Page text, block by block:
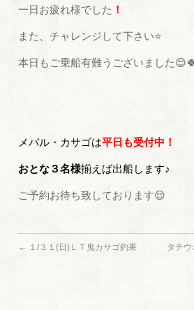
一日お疲れ様でした ！
また、チャレンジして下さい⭐
本日もご乗船有難うございました
メバル・カサゴは平日も受付中！
おとな３名様揃えば出船します♪
ご予約お待ち致しております😌
← １/３１(日)ＬＴ鬼カサゴ釣果 タチ